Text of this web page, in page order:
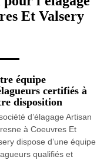
Et Valsery
équipe
certifiés à
disposition
d’élagage Artisan
à Coeuvres Et
dispose d’une équipe
qualifiés et